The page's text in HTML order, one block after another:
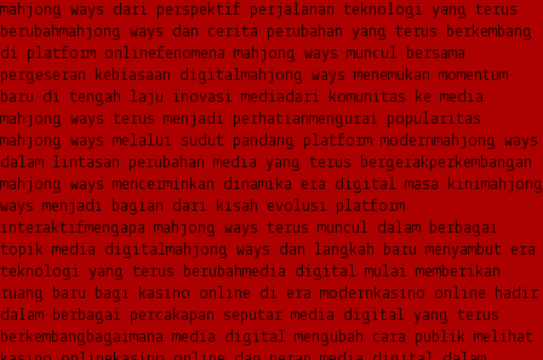
mahjong ways dari perspektif perjalanan teknologi yang terus
berubahmahjong ways dan cerita perubahan yang terus berkembang
di platform onlinefenomena mahjong ways muncul bersama
pergeseran kebiasaan digitalmahjong ways menemukan momentum
baru di tengah laju inovasi mediadari komunitas ke media
mahjong ways terus menjadi perhatianmengurai popularitas
mahjong ways melalui sudut pandang platform modernmahjong ways
dalam lintasan perubahan media yang terus bergerakperkembangan
mahjong ways mencerminkan dinamika era digital masa kinimahjong
ways menjadi bagian dari kisah evolusi platform
interaktifmengapa mahjong ways terus muncul dalam berbagai
topik media digitalmahjong ways dan langkah baru menyambut era
teknologi yang terus berubahmedia digital mulai memberikan
ruang baru bagi kasino online di era modernkasino online hadir
dalam berbagai percakapan seputar media digital yang terus
berkembangbagaimana media digital mengubah cara publik melihat